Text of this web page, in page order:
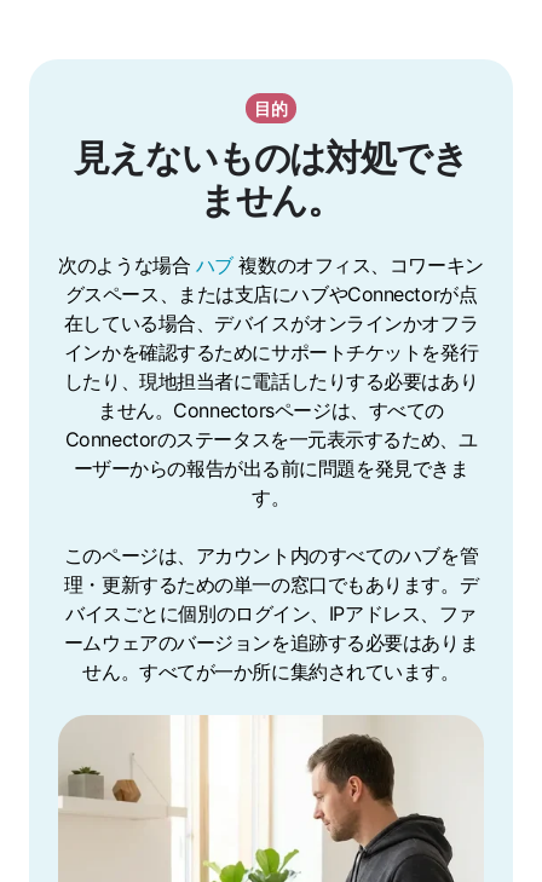
目的
見えないものは対処でき
ません。
次のような場合 ハブ複数のオフィス、コワーキン
グスペース、または支店にハブやConnectorが点
在している場合、デバイスがオンラインかオフラ
インかを確認するためにサポートチケットを発行
したり、現地担当者に電話したりする必要はあり
ません。Connectorsページは、すべての
Connectorのステータスを一元表示するため、ユ
ーザーからの報告が出る前に問題を発見できま
す。
このページは、アカウント内のすべてのハブを管
理・更新するための単一の窓口でもあります。デ
バイスごとに個別のログイン、IPアドレス、ファ
ームウェアのバージョンを追跡する必要はありま
せん。すべてが一か所に集約されています。